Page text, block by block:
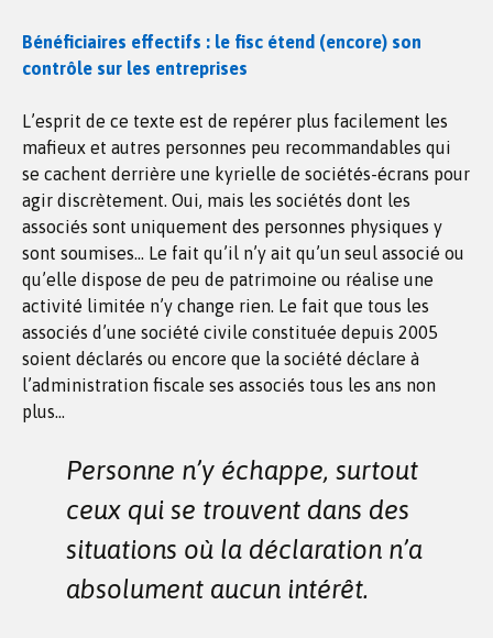
Bénéficiaires effectifs : le fisc étend (encore) son
contrôle sur les entreprises
L’esprit de ce texte est de repérer plus facilement les
mafieux et autres personnes peu recommandables qui
se cachent derrière une kyrielle de sociétés-écrans pour
agir discrètement. Oui, mais les sociétés dont les
associés sont uniquement des personnes physiques y
sont soumises… Le fait qu’il n’y ait qu’un seul associé ou
qu’elle dispose de peu de patrimoine ou réalise une
activité limitée n’y change rien. Le fait que tous les
associés d’une société civile constituée depuis 2005
soient déclarés ou encore que la société déclare à
l’administration fiscale ses associés tous les ans non
plus…
Personne n’y échappe, surtout
ceux qui se trouvent dans des
situations où la déclaration n’a
absolument aucun intérêt.